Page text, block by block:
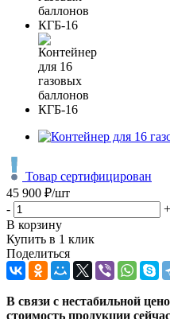
Товар сертифицирован
45 900 ₽/шт
-
+
В корзину
Купить в 1 клик
Поделиться
В связи с нестабильной
стоимость продукции